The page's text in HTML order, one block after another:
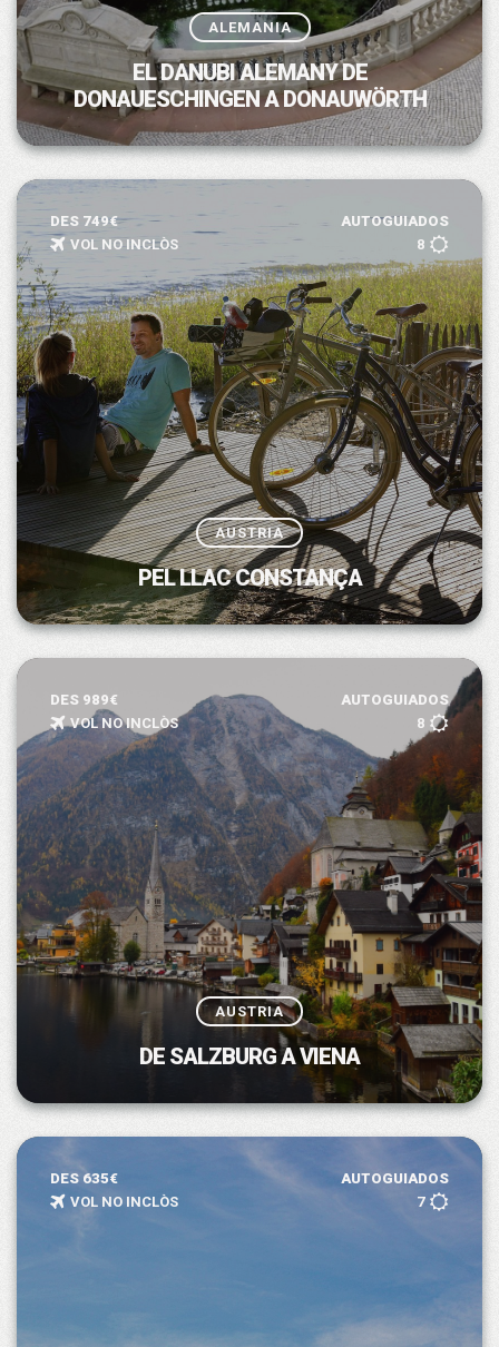
ALEMANIA
EL DANUBI ALEMANY DE
DONAUESCHINGEN A DONAUWÖRTH
DES 749€
AUTOGUIADOS
VOL NO INCLÒS
8
AUSTRIA
PEL LLAC CONSTANÇA
DES 989€
AUTOGUIADOS
VOL NO INCLÒS
8
AUSTRIA
DE SALZBURG A VIENA
DES 635€
AUTOGUIADOS
VOL NO INCLÒS
7